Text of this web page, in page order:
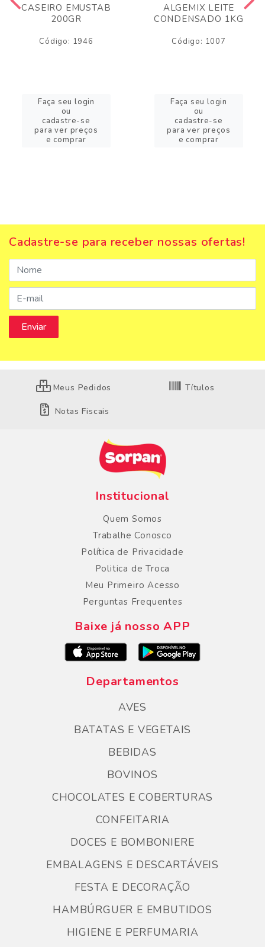
CASEIRO EMUSTAB
200GR
Código: 1946
Faça seu login
ou
cadastre-se
para ver preços
e comprar
ALGEMIX LEITE
CONDENSADO 1KG
Código: 1007
Faça seu login
ou
cadastre-se
para ver preços
e comprar
Cadastre-se para receber nossas ofertas!
Meus Pedidos Títulos
Notas Fiscais
Institucional
Quem Somos
Trabalhe Conosco
Política de Privacidade
Politica de Troca
Meu Primeiro Acesso
Perguntas Frequentes
Baixe já nosso APP
Departamentos
AVES
BATATAS E VEGETAIS
BEBIDAS
BOVINOS
CHOCOLATES E COBERTURAS
CONFEITARIA
DOCES E BOMBONIERE
EMBALAGENS E DESCARTÁVEIS
FESTA E DECORAÇÃO
HAMBÚRGUER E EMBUTIDOS
HIGIENE E PERFUMARIA